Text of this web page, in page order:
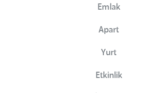
Emlak
Apart
Yurt
Etkinlik